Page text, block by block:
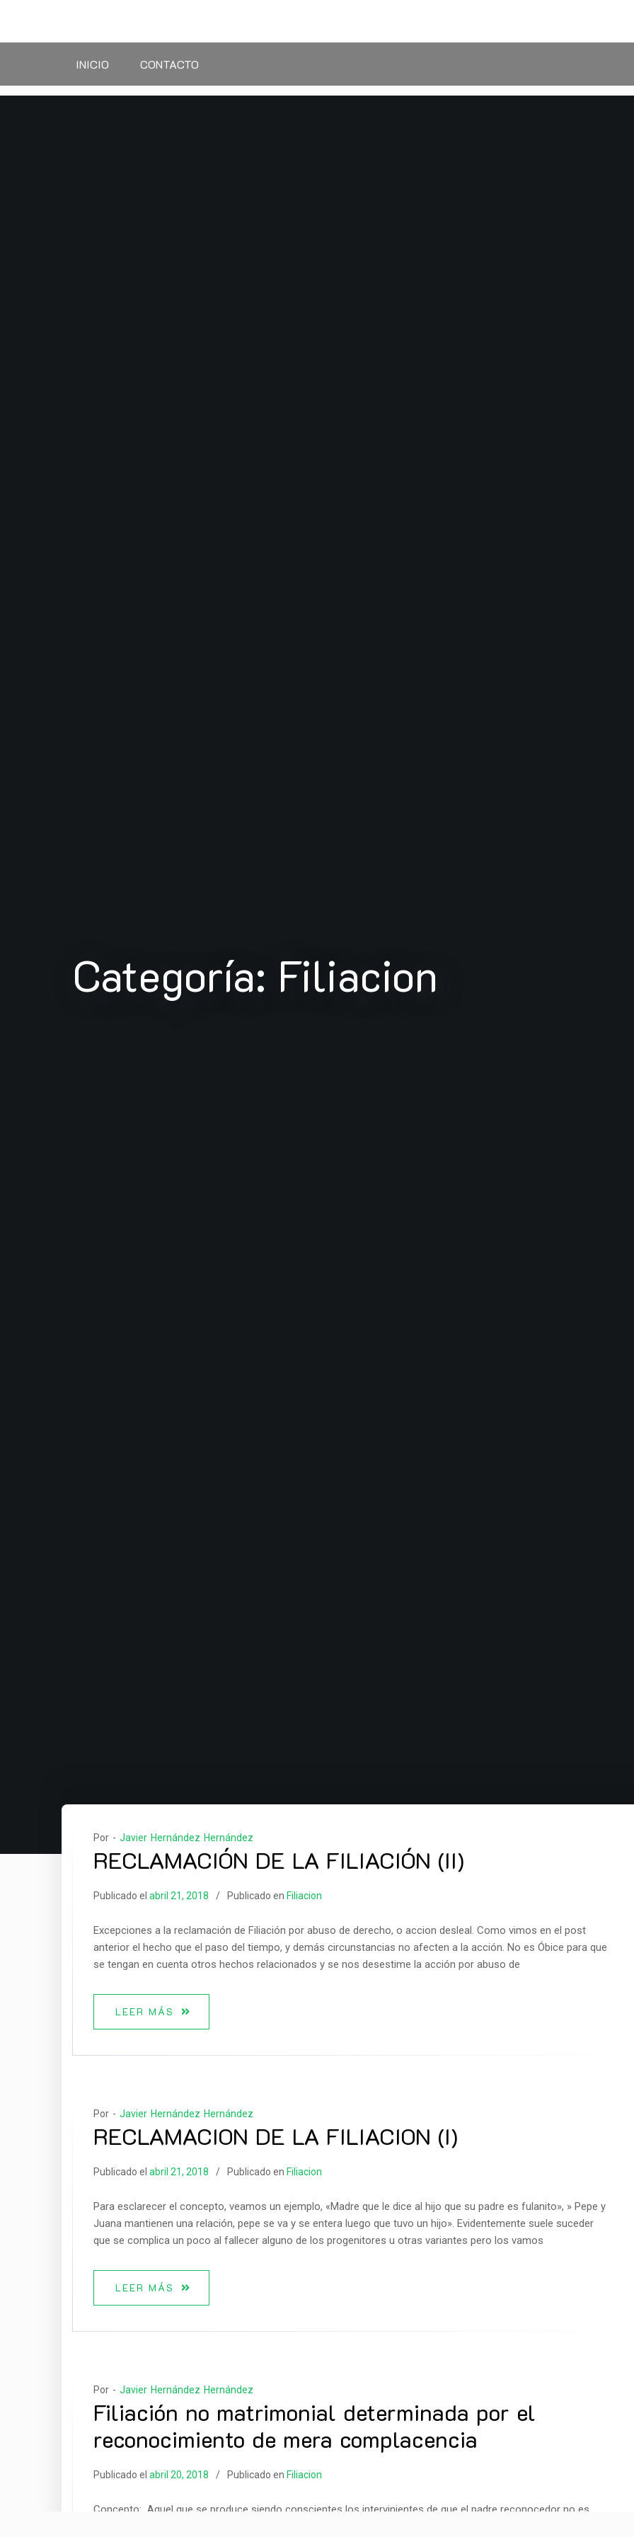
contenido
INICIO CONTACTO
Categoría: Filiacion
Por - Javier Hernández Hernández
RECLAMACIÓN DE LA FILIACIÓN (II)
Publicado el abril 21, 2018 Publicado en Filiacion
Excepciones a la reclamación de Filiación por abuso de derecho, o accion desleal. Como vimos en el post
anterior el hecho que el paso del tiempo, y demás circunstancias no afecten a la acción. No es Óbice para que
se tengan en cuenta otros hechos relacionados y se nos desestime la acción por abuso de
LEER MÁS
Por - Javier Hernández Hernández
RECLAMACION DE LA FILIACION (I)
Publicado el abril 21, 2018 Publicado en Filiacion
Para esclarecer el concepto, veamos un ejemplo, «Madre que le dice al hijo que su padre es fulanito», » Pepe y
Juana mantienen una relación, pepe se va y se entera luego que tuvo un hijo». Evidentemente suele suceder
que se complica un poco al fallecer alguno de los progenitores u otras variantes pero los vamos
LEER MÁS
Por - Javier Hernández Hernández
Filiación no matrimonial determinada por el
reconocimiento de mera complacencia
Publicado el abril 20, 2018 Publicado en Filiacion
Concepto: Aquel que se produce siendo conscientes los intervinientes de que el padre reconocedor no es